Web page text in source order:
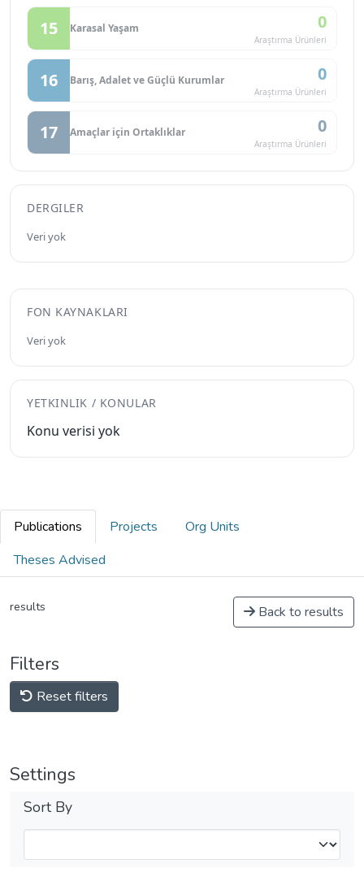
15 Karasal Yaşam 0
Araştırma Ürünleri
16 Barış, Adalet ve Güçlü Kurumlar 0
Araştırma Ürünleri
17 Amaçlar için Ortaklıklar 0
Araştırma Ürünleri
DERGILER
Veri yok
FON KAYNAKLARI
Veri yok
YETKINLIK / KONULAR
Konu verisi yok
Publications Projects
Org Units
Theses Advised
results Back to results
Filters
Reset filters
Settings
Sort By